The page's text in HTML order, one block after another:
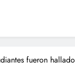
fueron